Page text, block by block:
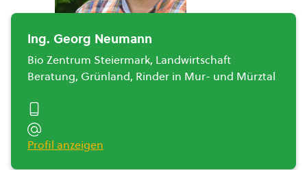
Ing. Georg Neumann
Bio Zentrum Steiermark, Landwirtschaft
Beratung, Grünland, Rinder in Mur- und Mürztal
Profil anzeigen